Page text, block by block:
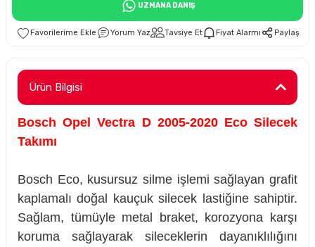
UZMANA DANIŞ
Yorum Yaz Tavsiye Et Fiyat Alarmı Paylaş
Ürün Bilgisi
Bosch Opel Vectra D 2005-2020 Eco Silecek
Takımı
Bosch Eco, kusursuz silme işlemi sağlayan grafit
kaplamalı doğal kauçuk silecek lastiğine sahiptir.
Sağlam, tümüyle metal braket, korozyona karşı
koruma sağlayarak sileceklerin dayanıklılığını